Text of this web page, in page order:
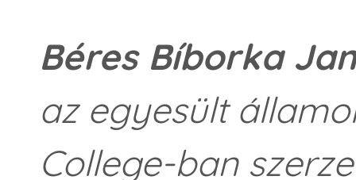
Béres Bíborka
az egyesült
College-ban